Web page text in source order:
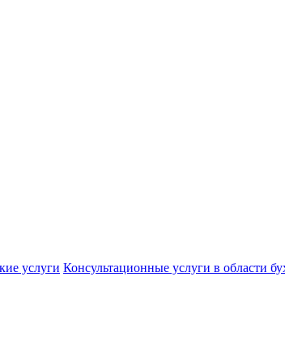
услуги Консультационные услуги в области